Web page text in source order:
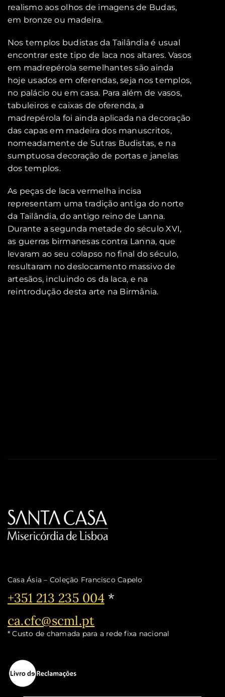
realismo aos olhos de imagens de Budas,
em bronze ou madeira.
Nos templos budistas da Tailândia é usual
encontrar este tipo de laca nos altares. Vasos
em madrepérola semelhantes são ainda
hoje usados em oferendas, seja nos templos,
no palácio ou em casa. Para além de vasos,
tabuleiros e caixas de oferenda, a
madrepérola foi ainda aplicada na decoração
das capas em madeira dos manuscritos,
nomeadamente de Sutras Budistas, e na
sumptuosa decoração de portas e janelas
dos templos.
As peças de laca vermelha incisa
representam uma tradição antiga do norte
da Tailândia, do antigo reino de Lanna.
Durante a segunda metade do século XVI,
as guerras birmanesas contra Lanna, que
levaram ao seu colapso no final do século,
resultaram no deslocamento massivo de
artesãos, incluindo os da laca, e na
reintrodução desta arte na Birmânia.
Casa Ásia – Coleção Francisco Capelo
Telefone:
+351 213 235 004*
Email:
ca.cfc@scml.pt
* Custo de chamada para a rede fixa nacional